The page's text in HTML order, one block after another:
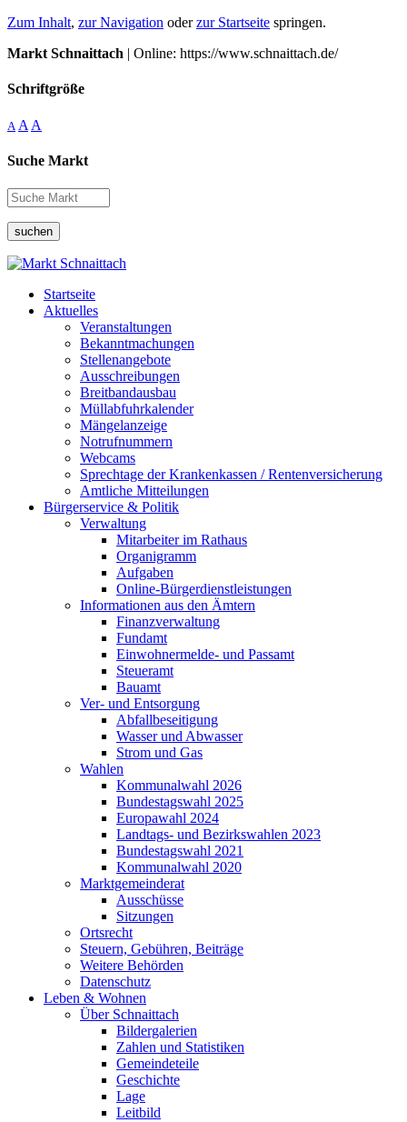
Zum Inhalt, zur Navigation oderzur Startseite springen.
Markt Schnaittach | Online: https://www.schnaittach.de/
Schriftgröße
A A A
Suche Markt
suchen
Startseite
Aktuelles
Veranstaltungen
Bekanntmachungen
Stellenangebote
Ausschreibungen
Breitbandausbau
Müllabfuhrkalender
Mängelanzeige
Notrufnummern
Webcams
Sprechtage der Krankenkassen / Rentenversicherung
Amtliche Mitteilungen
Bürgerservice & Politik
Verwaltung
Mitarbeiter im Rathaus
Organigramm
Aufgaben
Online-Bürgerdienstleistungen
Informationen aus den Ämtern
Finanzverwaltung
Fundamt
Einwohnermelde- und Passamt
Steueramt
Bauamt
Ver- und Entsorgung
Abfallbeseitigung
Wasser und Abwasser
Strom und Gas
Wahlen
Kommunalwahl 2026
Bundestagswahl 2025
Europawahl 2024
Landtags- und Bezirkswahlen 2023
Bundestagswahl 2021
Kommunalwahl 2020
Marktgemeinderat
Ausschüsse
Sitzungen
Ortsrecht
Steuern, Gebühren, Beiträge
Weitere Behörden
Datenschutz
Leben & Wohnen
Über Schnaittach
Bildergalerien
Zahlen und Statistiken
Gemeindeteile
Geschichte
Lage
Leitbild